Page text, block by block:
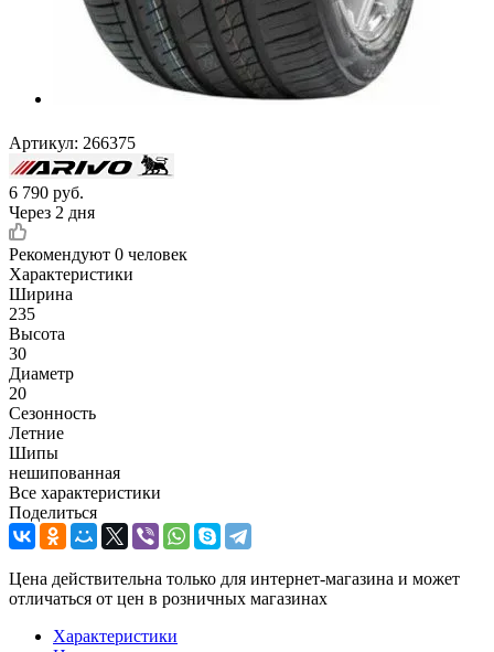
Артикул: 266375
6 790 руб.
Через 2 дня
Рекомендуют 0 человек
Характеристики
Ширина
235
Высота
30
Диаметр
20
Сезонность
Летние
Шипы
нешипованная
Все характеристики
Поделиться
Цена действительна только для интернет-магазина и может
отличаться от цен в розничных магазинах
Характеристики